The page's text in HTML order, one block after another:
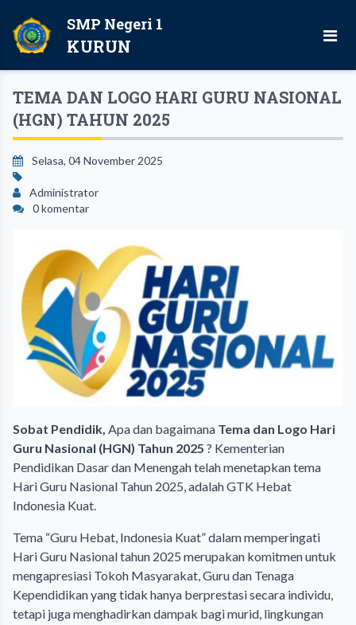
SMP Negeri 1
KURUN
TEMA DAN LOGO HARI GURU NASIONAL
(HGN) TAHUN 2025
Selasa, 04 November 2025
Administrator
0 komentar
Sobat Pendidik, Apa dan bagaimana Tema dan Logo Hari
Guru Nasional (HGN) Tahun 2025 ? Kementerian
Pendidikan Dasar dan Menengah telah menetapkan tema
Hari Guru Nasional Tahun 2025, adalah GTK Hebat
Indonesia Kuat.
Tema “Guru Hebat, Indonesia Kuat” dalam memperingati
Hari Guru Nasional tahun 2025 merupakan komitmen untuk
mengapresiasi Tokoh Masyarakat, Guru dan Tenaga
Kependidikan yang tidak hanya berprestasi secara individu,
tetapi juga menghadirkan dampak bagi murid, lingkungan